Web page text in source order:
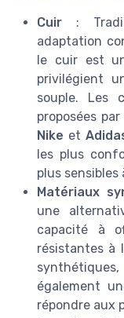
Cuir :
adaptation
le cuir est
privilégient
souple. Les
proposées
Nike et
les plus
plus sensibles
Matériaux
une
capacité à
résistantes à
également
répondre aux